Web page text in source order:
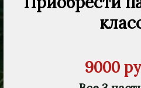
9000